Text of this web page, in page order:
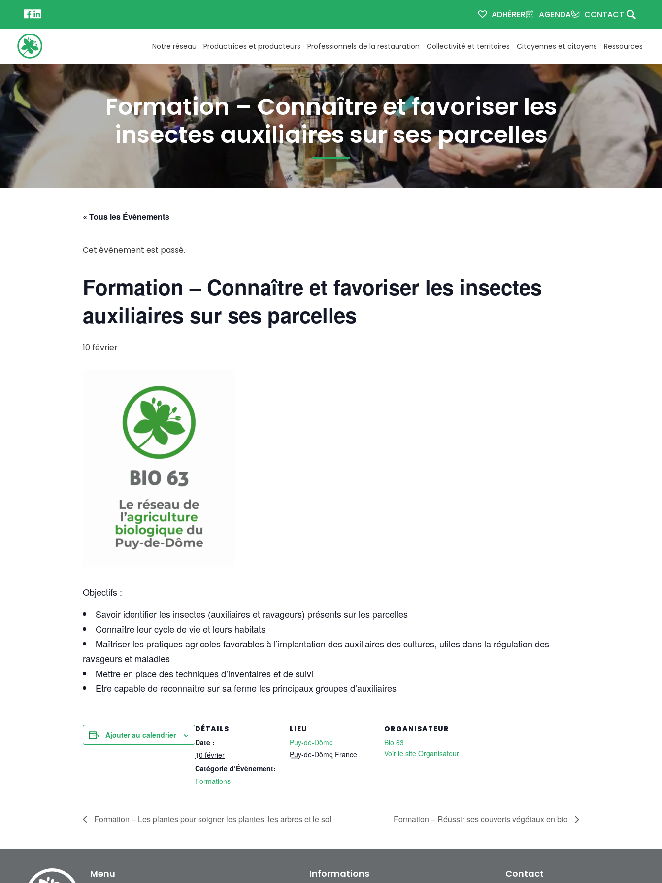
ADHÉRER AGENDA CONTACT
Notre réseau Productrices et producteurs Professionnels de la restauration Collectivité et territoires Citoyennes et citoyens Ressources
Formation – Connaître et favoriser les
insectes auxiliaires sur ses parcelles
« Tous les Évènements
Cet évènement est passé.
Formation – Connaître et favoriser les insectes
auxiliaires sur ses parcelles
10 février
Objectifs :
Savoir identifier les insectes (auxiliaires et ravageurs) présents sur les parcelles
Connaître leur cycle de vie et leurs habitats
Maîtriser les pratiques agricoles favorables à l’implantation des auxiliaires des cultures, utiles dans la régulation des
ravageurs et maladies
Mettre en place des techniques d’inventaires et de suivi
Etre capable de reconnaître sur sa ferme les principaux groupes d’auxiliaires
Ajouter au calendrier
DÉTAILS
Date :
10 février
Catégorie d’Évènement:
Formations
LIEU
Puy-de-Dôme
Puy-de-Dôme France
ORGANISATEUR
Bio 63
Voir le site Organisateur
Formation – Les plantes pour soigner les plantes, les arbres et le sol Formation – Réussir ses couverts végétaux en bio
Menu Informations Contact